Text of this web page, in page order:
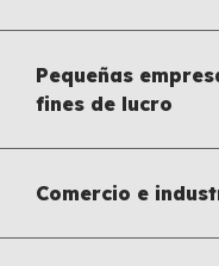
Pequeñas
fines de lucro
Comercio e